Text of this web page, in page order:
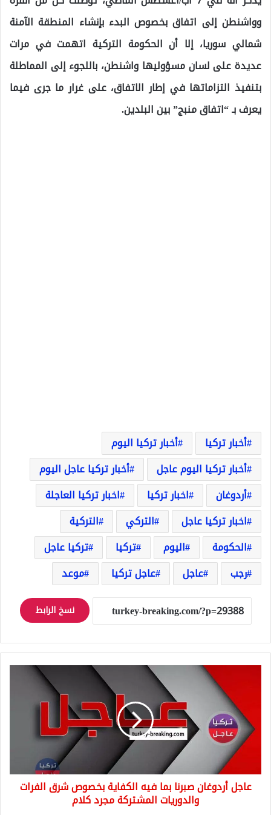
وواشنطن إلى اتفاق بخصوص البدء بإنشاء المنطقة الآمنة
شمالي سوريا، إلا أن الحكومة التركية اتهمت في مرات
عديدة على لسان مسؤوليها واشنطن، باللجوء إلى المماطلة
بتنفيذ التزاماتها في إطار الاتفاق، على غرار ما جرى فيما
يعرف بـ “اتفاق منبج” بين البلدين.
أخبار تركيا
أخبار تركيا اليوم
أخبار تركيا اليوم عاجل
أخبار تركيا عاجل اليوم
أردوغان
اخبار تركيا
اخبار تركيا العاجلة
اخبار تركيا عاجل
التركي
التركية
الحكومة
اليوم تركيا
تركيا عاجل
رجب
عاجل عاجل تركيا موعد
نسخ الرابط
فيه
الكفاية
بخصوص
الفرات
والدوريات
عاجل أردوغان صبرنا بما فيه الكفاية بخصوص شرق الفرات
والدوريات المشتركة مجرد كلام